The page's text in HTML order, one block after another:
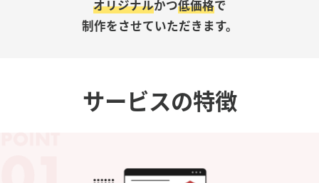
オリジナルかつ低価格で
制作をさせていただきます。
サービスの特徴